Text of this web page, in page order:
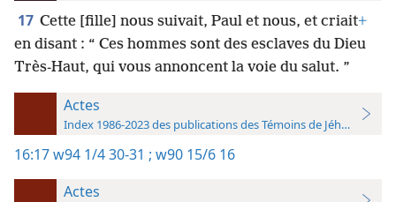
17 Cette [fille] nous suivait, Paul et nous, et criait+
en disant : “ Ces hommes sont des esclaves du Dieu
Très-Haut, qui vous annoncent la voie du salut. ”
Actes
Index 1986-2023 des publications des Témoins de Jéhovah
16:17w94 1/4 30-31 ; w90 15/6 16
Actes